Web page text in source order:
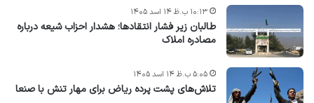
طالبان زیر فشار انتقادها؛ هشدار احزاب شیعه درباره
مصادره‌ املاک
۱۰:۱۳ ب.ظ ۱۴ اسد ۱۴۰۵
تلاش‌های پشت ‌پرده ریاض برای مهار تنش با صنعا
۵:۰۵ ب.ظ ۱۴ اسد ۱۴۰۵